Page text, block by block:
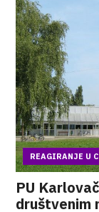
REAGIRANJE U
PU
društvenim